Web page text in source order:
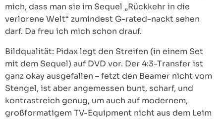
mich, dass man sie im Sequel „Rückkehr in die
verlorene Welt“ zumindest G-rated-nackt sehen
darf. Da freu ich mich schon drauf.
Bildqualität: Pidax legt den Streifen (in einem Set
mit dem Sequel) auf DVD vor. Der 4:3-Transfer ist
ganz okay ausgefallen – fetzt den Beamer nicht vom
Stengel, ist aber angemessen bunt, scharf, und
kontrastreich genug, um auch auf modernem,
großformatigem TV-Equipment nicht aus dem Leim